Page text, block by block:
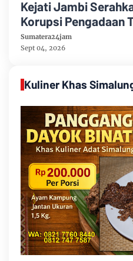
Kejati Jambi
Korupsi Pengadaan
Pelabuhan Ujung
Umum
Sumatera24jam
Sept 04, 2026
Kuliner Khas